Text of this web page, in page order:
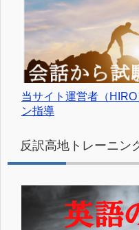
当サイト運営者（
ン指導
反訳高地トレーニン